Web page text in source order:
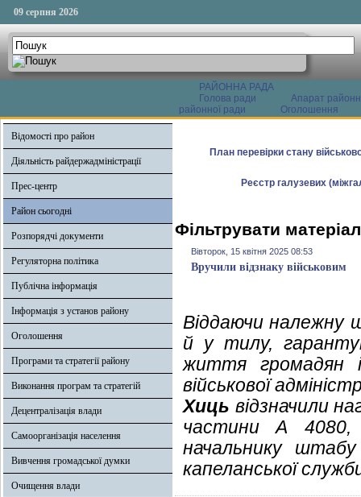
09 серпня 2026
РАЙОННА РАДА
Голова ради
Апарат
районної ради
Оголошення
Відомості про район
Діяльність райдержадміністрації
Прес-центр
Район сьогодні
Розпорядчі документи
Регуляторна політика
Публічна інформація
Інформація з установ району
Оголошення
Програми та стратегії району
Виконання програм та стратегій
Децентралізація влади
Самоорганізація населення
Вивчення громадської думки
Очищення влади
План перевірки стану
Реєстр галузевих
Фільтрувати
Вівторок, 15 квітня 2025 08:53
Вручили відзнаку військовим
Віддаючи
й у тилу,
життя громадян і
військової
Хиць відзначили
частини А 4080,
начальнику
капеланської